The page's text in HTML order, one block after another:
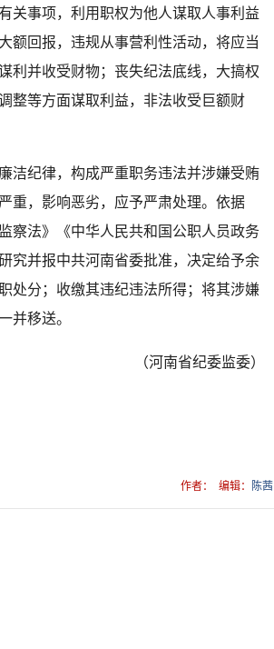
关事项，利用职权为他人谋取人事利益
额回报，违规从事营利性活动，将应当
利并收受财物；丧失纪法底线，大搞权
整等方面谋取利益，非法收受巨额财
洁纪律，构成严重职务违法并涉嫌受贿
重，影响恶劣，应予严肃处理。依据
察法》《中华人民共和国公职人员政务
究并报中共河南省委批准，决定给予余
处分；收缴其违纪违法所得；将其涉嫌
并移送。
（河南省纪委监委）
作者： 编辑： 陈茜